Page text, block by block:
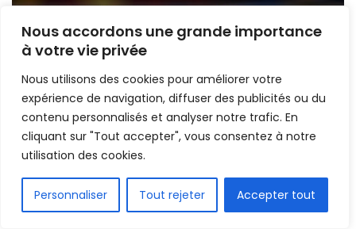
Nous accordons une grande importance
à votre vie privée
Nous utilisons des cookies pour améliorer votre
expérience de navigation, diffuser des publicités ou du
contenu personnalisés et analyser notre trafic. En
cliquant sur "Tout accepter", vous consentez à notre
utilisation des cookies.
Personnaliser Tout rejeter Accepter tout
FR